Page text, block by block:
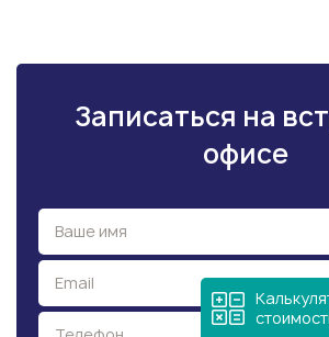
Записаться на
офисе